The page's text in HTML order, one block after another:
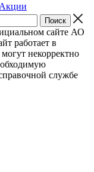
Акции
сайте АО
работает в
некорректно
службе